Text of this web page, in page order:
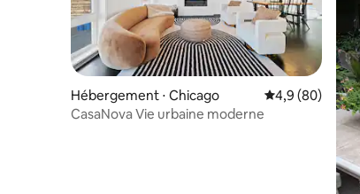
Hébergement ⋅ Chicago Évaluation
4,9 (80)
CasaNova Vie urbaine moderne